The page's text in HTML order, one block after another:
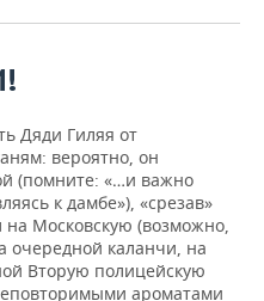
Дяди Гиляя от
вероятно, он
(помните: «…и важно
к дамбе»), «срезав»
на Московскую (возможно,
очередной каланчи, на
Вторую полицейскую
ароматами